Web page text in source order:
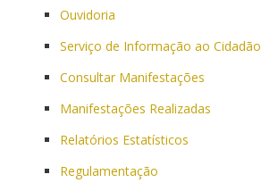
Ouvidoria
Serviço de Informação ao Cidadão
Consultar Manifestações
Manifestações Realizadas
Relatórios Estatísticos
Regulamentação